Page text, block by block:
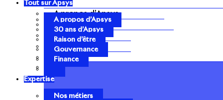
A propos d’Apsys
30 ans d’Apsys
Raison d’être
Gouvernance
Finance
Tout sur Apsys
A propos d’Apsys
30 ans d’Apsys
Raison d’être
Gouvernance
Finance
Expertise
Nos métiers